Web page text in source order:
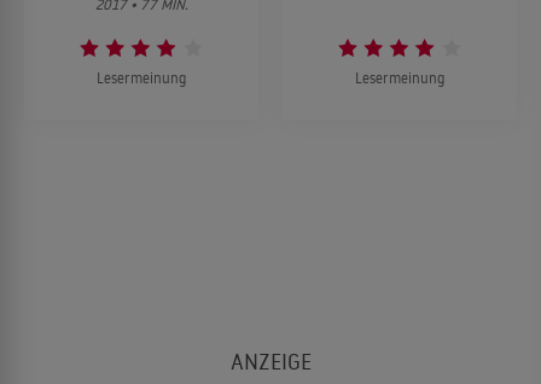
2017 • 77 MIN.
Lesermeinung Lesermeinung